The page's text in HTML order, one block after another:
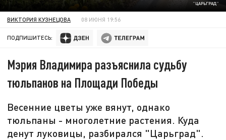
"ЦАРЬГРАД"
ВИКТОРИЯ КУЗНЕЦОВА 08 ИЮНЯ 19:56
ПОДПИШИТЕСЬ:
Мэрия Владимира разъяснила судьбу
тюльпанов на Площади Победы
Весенние цветы уже вянут, однако
тюльпаны - многолетние растения. Куда
денут луковицы, разбирался "Царьград".